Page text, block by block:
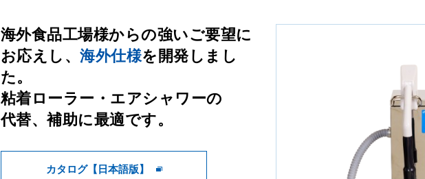
海外食品工場様からの強いご要望に
お応えし、海外仕様を開発しまし
た。
粘着ローラー・エアシャワーの
代替、補助に最適です。
カタログ【日本語版】